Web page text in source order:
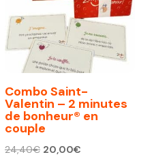
Combo Saint-
Valentin – 2 minutes
de bonheur® en
couple
24,40€ Le
20,00€Le